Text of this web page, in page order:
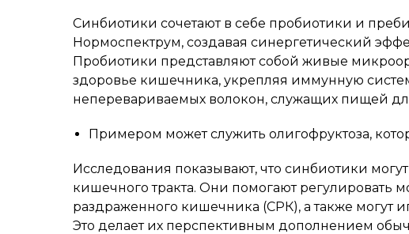
Синбиотики сочетают в себе пробиотики и
Нормоспектрум, создавая синергетический
Пробиотики представляют собой живые
здоровье кишечника, укрепляя иммунную
неперевариваемых волокон, служащих пищей
Примером может служить олигофруктоза,
Исследования показывают, что синбиотики
кишечного тракта. Они помогают
раздраженного кишечника (СРК), а также могут
Это делает их перспективным дополнением